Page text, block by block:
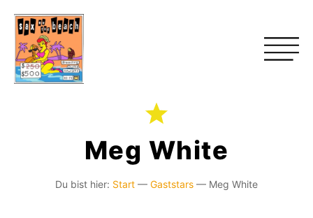
Meg White
Du bist hier: Start — Gaststars — Meg White